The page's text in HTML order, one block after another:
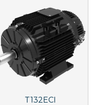
T132ECI